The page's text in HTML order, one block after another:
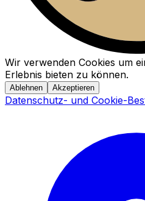
Wir verwenden Cookies um
Erlebnis bieten zu können.
Ablehnen Akzeptieren
Datenschutz- und Cookie-